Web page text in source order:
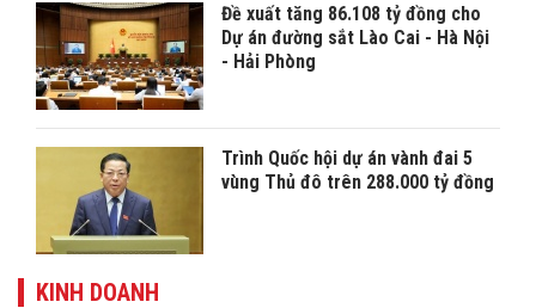
Đề xuất tăng 86.108 tỷ đồng cho
Dự án đường sắt Lào Cai - Hà Nội
- Hải Phòng
Trình Quốc hội dự án vành đai 5
vùng Thủ đô trên 288.000 tỷ đồng
KINH DOANH